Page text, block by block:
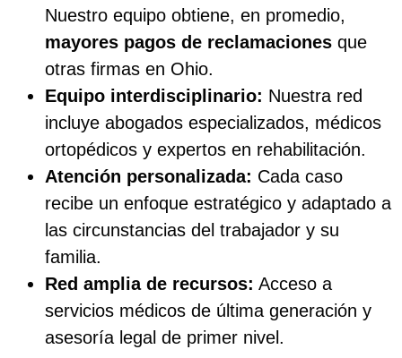
Nuestro equipo obtiene, en promedio,
mayores pagos de reclamaciones que
otras firmas en Ohio.
Equipo interdisciplinario: Nuestra red
incluye abogados especializados, médicos
ortopédicos y expertos en rehabilitación.
Atención personalizada: Cada caso
recibe un enfoque estratégico y adaptado a
las circunstancias del trabajador y su
familia.
Red amplia de recursos: Acceso a
servicios médicos de última generación y
asesoría legal de primer nivel.